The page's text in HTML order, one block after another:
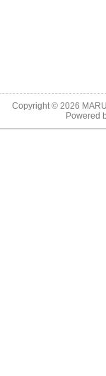
Copyright © 2026
Powered